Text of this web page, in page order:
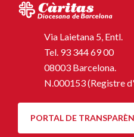
Via Laietana 5, Entl.
Tel. 93 344 69 00
08003 Barcelona.
N.000153 (Registre
PORTAL DE